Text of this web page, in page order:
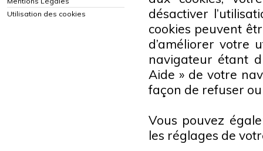
Utilisation des cookies
désactiver
cookies peuvent
d’améliorer votre
navigateur étant
Aide » de votre
façon de refuser
Vous pouvez
les réglages de